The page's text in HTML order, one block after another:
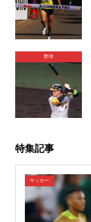
野球
特集記事
サッカー